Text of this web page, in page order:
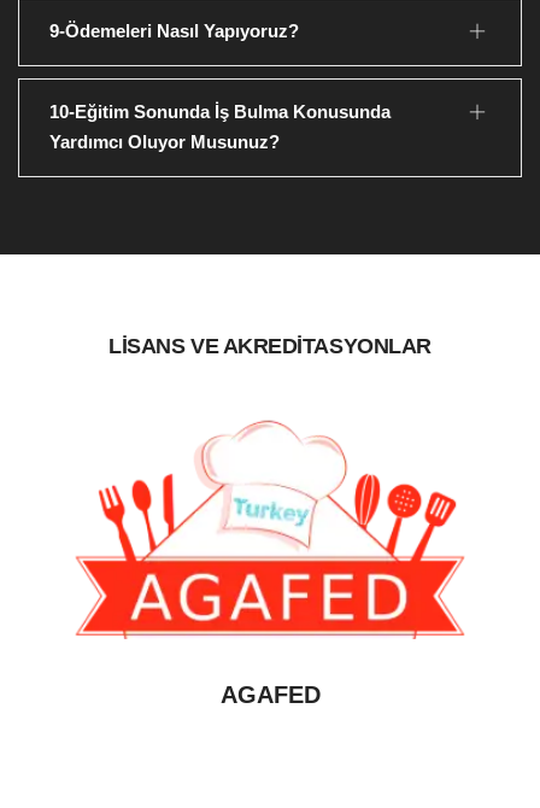
9-Ödemeleri Nasıl Yapıyoruz?
10-Eğitim Sonunda İş Bulma Konusunda
Yardımcı Oluyor Musunuz?
LİSANS VE AKREDİTASYONLAR
AGAFED